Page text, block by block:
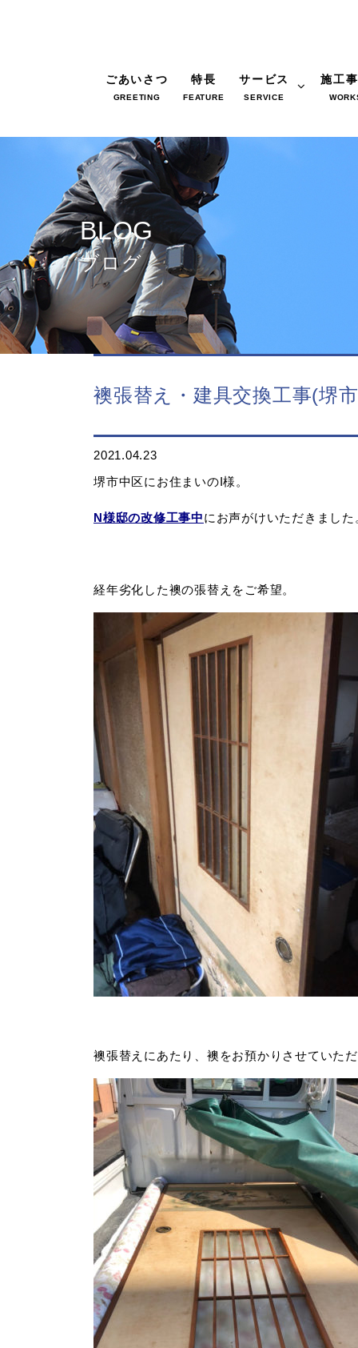
ごあいさつ
GREETING
特長
FEATURE
サービス
SERVICE
施工
BLOG
ブログ
襖張替え・建具交換工事(
2021.04.23
堺市中区にお住まいのI様。
N様邸の改修工事中にお声がけいただきました
経年劣化した襖の張替えをご希望。
襖張替えにあたり、襖をお預かりさせていた